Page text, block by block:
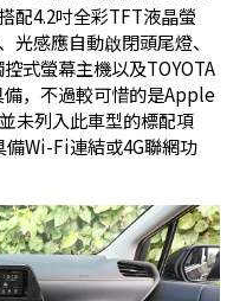
配4.2吋全彩TFT液晶螢
感應自動啟閉頭尾燈、
式螢幕主機以及TOYOTA
，不過較可惜的是Apple
未列入此車型的標配項
Wi-Fi連結或4G聯網功